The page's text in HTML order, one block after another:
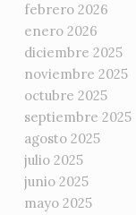
febrero 2026
enero 2026
diciembre 2025
noviembre 2025
octubre 2025
septiembre 2025
agosto 2025
julio 2025
junio 2025
mayo 2025